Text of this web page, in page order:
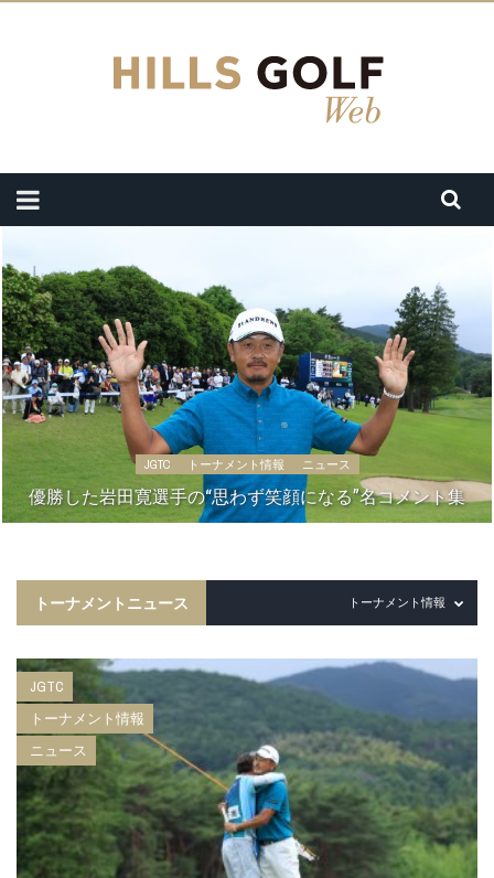
JGTC トーナメント情報 ニュース
優勝した岩田寛選手の“思わず笑顔になる”名コメント集
トーナメントニュース トーナメント情報
JGTC
トーナメント情報
ニュース